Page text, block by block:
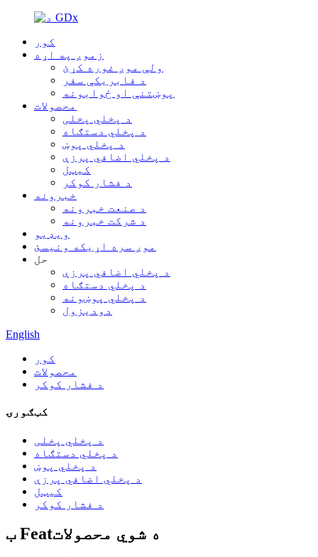
کور
زموږ په اړه
ولې موږ غوره کړئ
د فابریکې سفر
پوښتنې او ځوابونه
محصولات
د پخلي پخلی
د پخلي دستګاه
د پخلي پوښ
د پخلي اضافي پرزې
کیټل
د فشار کوکر
خبرونه
د صنعت خبرونه
د شرکت خبرونه
ویډیو
موږ سره اړیکه ونیسئ
حل
د پخلي اضافي پرزې
د پخلي دستګاه
د پخلي پوښونه
دودیزول
English
کور
محصولات
د فشار کوکر
کټګورۍ
د پخلي پخلی
د پخلي دستګاه
د پخلي پوښ
د پخلي اضافي پرزې
کیټل
د فشار کوکر
ب Featه شوي محصولات